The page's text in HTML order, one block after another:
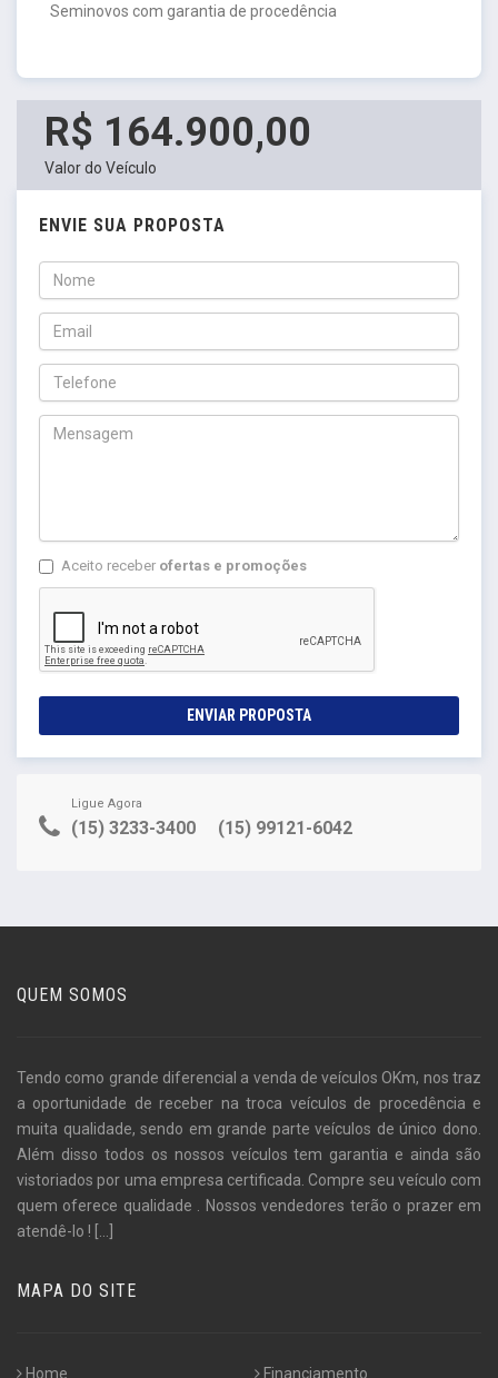
Seminovos com garantia de procedência
R$ 164.900,00
Valor do Veículo
ENVIE SUA PROPOSTA
Aceito receber ofertas e promoções
ENVIAR PROPOSTA
Ligue Agora
(15) 3233-3400 (15) 99121-6042
QUEM SOMOS
Tendo como grande diferencial a venda de veículos OKm, nos traz
a oportunidade de receber na troca veículos de procedência e
muita qualidade, sendo em grande parte veículos de único dono.
Além disso todos os nossos veículos tem garantia e ainda são
vistoriados por uma empresa certificada. Compre seu veículo com
quem oferece qualidade . Nossos vendedores terão o prazer em
atendê-lo ! [...]
MAPA DO SITE
Home Financiamento